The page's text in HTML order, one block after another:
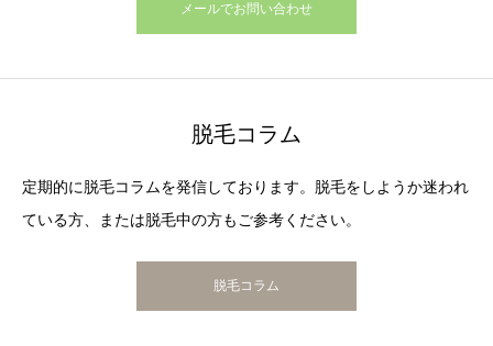
メールでお問い合わせ
脱毛コラム
定期的に脱毛コラムを発信しております。脱毛をしようか迷われ
ている方、または脱毛中の方もご参考ください。
脱毛コラム